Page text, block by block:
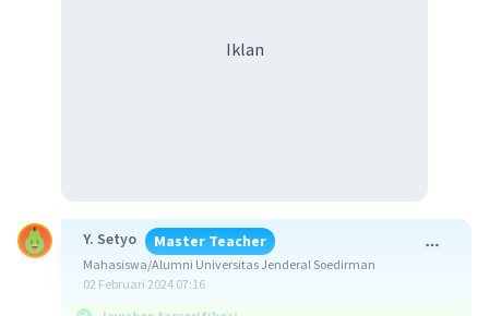
Iklan
Y. Setyo Master Teacher
Mahasiswa/Alumni Universitas Jenderal Soedirman
02 Februari 2024 07:16